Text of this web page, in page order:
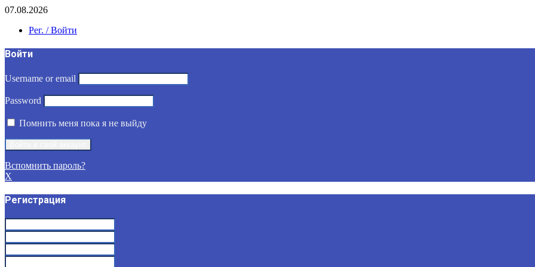
07.08.2026
Рег. / Войти
Войти
Username or email
Password
Помнить меня пока я не выйду
Вспомнить пароль?
X
Регистрация